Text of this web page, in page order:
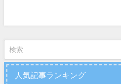
人気記事ランキング